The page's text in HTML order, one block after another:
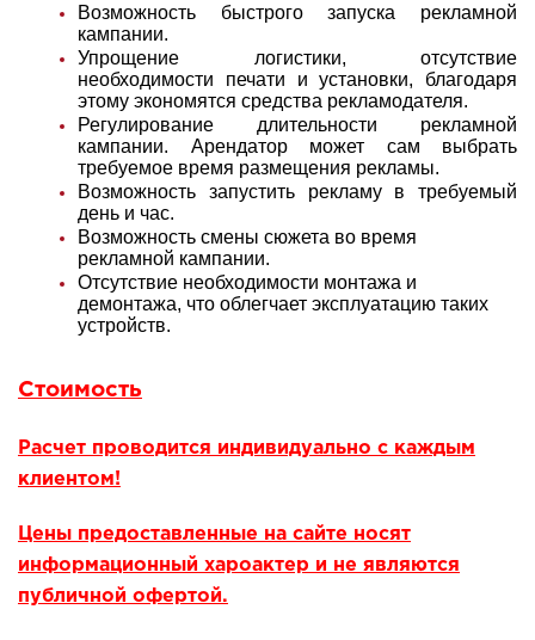
Возможность быстрого запуска рекламной
кампании.
Упрощение логистики, отсутствие
необходимости печати и установки, благодаря
этому экономятся средства рекламодателя.
Регулирование длительности рекламной
кампании. Арендатор может сам выбрать
требуемое время размещения рекламы.
Возможность запустить рекламу в требуемый
день и час.
Возможность смены сюжета во время
рекламной кампании.
Отсутствие необходимости монтажа и
демонтажа, что облегчает эксплуатацию таких
устройств.
Стоимость
Расчет проводится индивидуально с каждым
клиентом!
Цены предоставленные на сайте носят
информационный хароактер и не являются
публичной офертой.